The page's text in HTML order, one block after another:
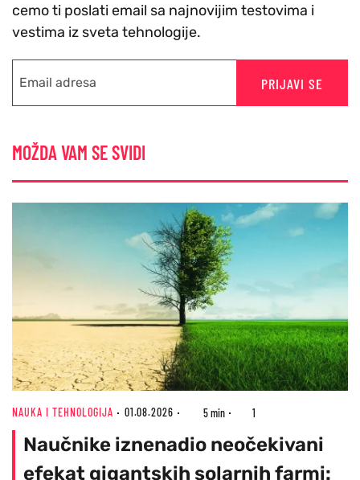
cemo ti poslati email sa najnovijim testovima i
vestima iz sveta tehnologije.
PRIJAVI SE
MOŽDA VAM SE SVIDI
NAUKA I TEHNOLOGIJA 01.08.2026 5 min 1
Naučnike iznenadio neočekivani
efekat gigantskih solarnih farmi: